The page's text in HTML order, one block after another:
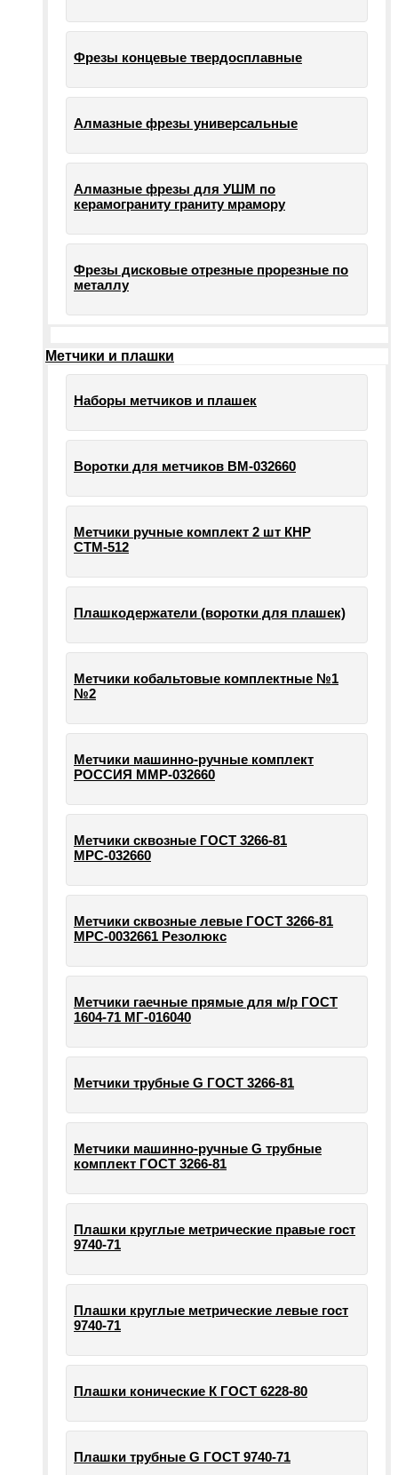
Фрезы концевые твердосплавные
Алмазные фрезы универсальные
Алмазные фрезы для УШМ по
керамограниту граниту мрамору
Фрезы дисковые отрезные прорезные по
металлу
Метчики и плашки
Наборы метчиков и плашек
Воротки для метчиков ВМ-032660
Метчики ручные комплект 2 шт КНР
СТМ-512
Плашкодержатели (воротки для плашек)
Метчики кобальтовые комплектные №1
№2
Метчики машинно-ручные комплект
РОССИЯ ММР-032660
Метчики сквозные ГОСТ 3266-81
МРС-032660
Метчики сквозные левые ГОСТ 3266-81
МРС-0032661 Резолюкс
Метчики гаечные прямые для м/р ГОСТ
1604-71 МГ-016040
Метчики трубные G ГОСТ 3266-81
Метчики машинно-ручные G трубные
комплект ГОСТ 3266-81
Плашки круглые метрические правые гост
9740-71
Плашки круглые метрические левые гост
9740-71
Плашки конические К ГОСТ 6228-80
Плашки трубные G ГОСТ 9740-71